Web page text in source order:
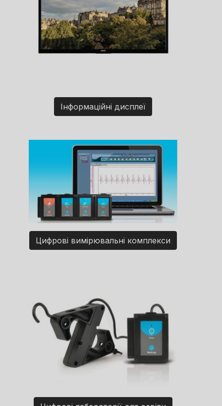
Інформаційні дисплеї
Цифрові вимірювальні комплекси